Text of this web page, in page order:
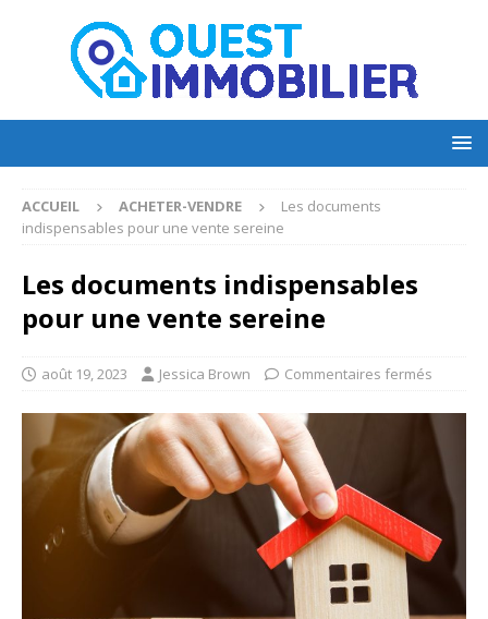
ACCUEIL ACHETER-VENDRE
Les documents
indispensables pour une vente sereine
Les documents indispensables
pour une vente sereine
août 19, 2023 Jessica Brown Commentaires fermés